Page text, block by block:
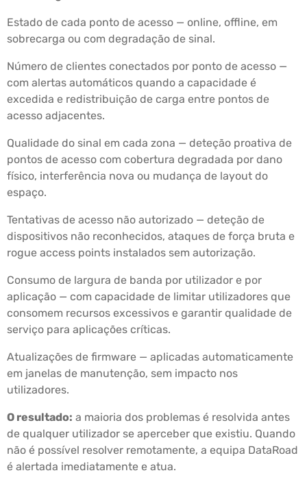
Estado de cada ponto de acesso — online, offline, em
sobrecarga ou com degradação de sinal.
Número de clientes conectados por ponto de acesso —
com alertas automáticos quando a capacidade é
excedida e redistribuição de carga entre pontos de
acesso adjacentes.
Qualidade do sinal em cada zona — deteção proativa de
pontos de acesso com cobertura degradada por dano
físico, interferência nova ou mudança de layout do
espaço.
Tentativas de acesso não autorizado — deteção de
dispositivos não reconhecidos, ataques de força bruta e
rogue access points instalados sem autorização.
Consumo de largura de banda por utilizador e por
aplicação — com capacidade de limitar utilizadores que
consomem recursos excessivos e garantir qualidade de
serviço para aplicações críticas.
Atualizações de firmware — aplicadas automaticamente
em janelas de manutenção, sem impacto nos
utilizadores.
O resultado: a maioria dos problemas é resolvida antes
de qualquer utilizador se aperceber que existiu. Quando
não é possível resolver remotamente, a equipa DataRoad
é alertada imediatamente e atua.